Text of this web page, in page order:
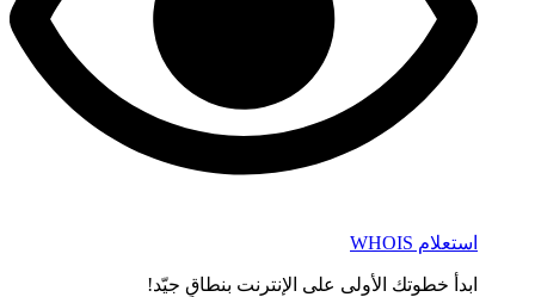
استعلام WHOIS
ابدأ خطوتك الأولى على الإنترنت بنطاقٍ جيّد!